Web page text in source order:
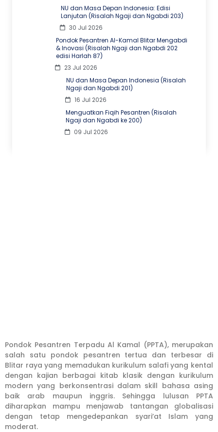
NU dan Masa Depan Indonesia: Edisi
Lanjutan (Risalah Ngaji dan Ngabdi 203)
30 Jul 2026
Pondok Pesantren Al-Kamal Blitar Mengabdi
& Inovasi (Risalah Ngaji dan Ngabdi 202
edisi Harlah 87)
23 Jul 2026
NU dan Masa Depan Indonesia (Risalah
Ngaji dan Ngabdi 201)
16 Jul 2026
Menguatkan Fiqih Pesantren (Risalah
Ngaji dan Ngabdi ke 200)
09 Jul 2026
Pondok Pesantren Terpadu Al Kamal (PPTA), merupakan
salah satu pondok pesantren tertua dan terbesar di
Blitar raya yang memadukan kurikulum salafi yang kental
dengan kajian berbagai kitab klasik dengan kurikulum
modern yang berkonsentrasi dalam skill bahasa asing
baik arab maupun inggris. Sehingga lulusan PPTA
diharapkan mampu menjawab tantangan globalisasi
dengan tetap mengedepankan syari’at Islam yang
moderat.